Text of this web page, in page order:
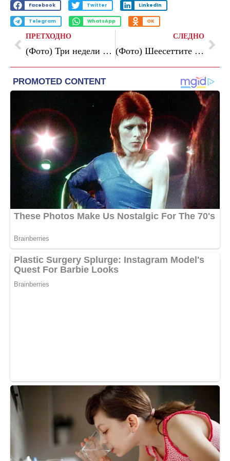
Facebook Twitter LinkedIn
Telegram WhatsApp OK
ПРЕТХОДНО
(Фото) Три недели по породувањето, позираше во бикини и ги воодушеви своите обожаватели
СЛЕДНО
(Фото) Шеесеттите се новите четириесетти: Овие познати жени го запреа времето и успешно го игнорираа календарот